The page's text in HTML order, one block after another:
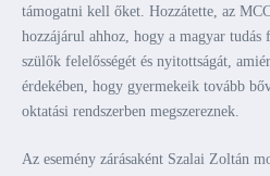
támogatni kell őket. Hozzátette, az
hozzájárul ahhoz, hogy a magyar
szülők felelősségét és nyitottságát,
érdekében, hogy gyermekeik tovább
oktatási rendszerben megszereznek.
Az esemény zárásaként Szalai Zoltán